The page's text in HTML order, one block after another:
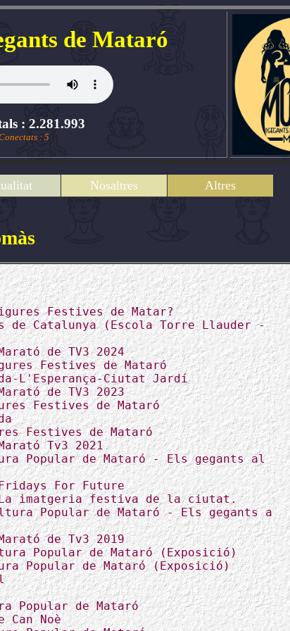
de Mataró
: 2.281.993
: 5
Nosaltres Altres
Festives de Matar?
de Catalunya (Escola Torre Llauder -
de TV3 2024
Festives de Mataró
L'Esperança-Ciutat Jardí
de TV3 2023
Festives de Mataró
Festives de Mataró
Tv3 2021
Popular de Mataró - Els gegants al
For Future
La imatgeria festiva de la ciutat.
Popular de Mataró - Els gegants a
de Tv3 2019
Popular de Mataró (Exposició)
Popular de Mataró (Exposició)
Popular de Mataró
Noè